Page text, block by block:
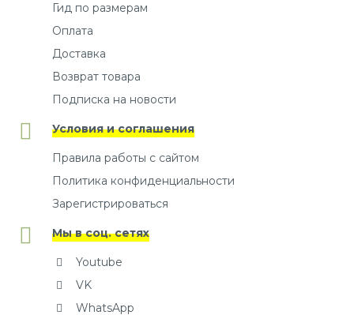
Гид по размерам
Оплата
Доставка
Возврат товара
Подписка на новости
Условия и соглашения
Правила работы с сайтом
Политика конфиденциальности
Зарегистрироваться
Мы в соц. сетях
Youtube
VK
WhatsApp